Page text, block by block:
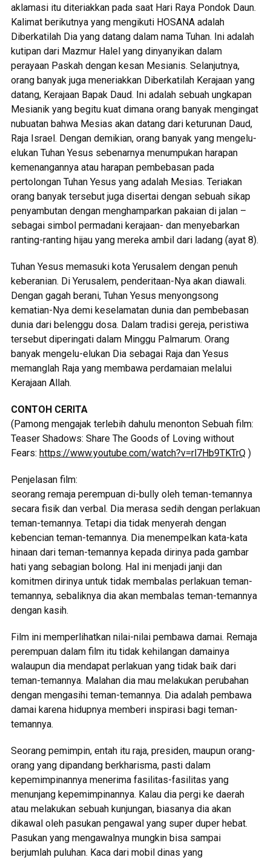
aklamasi itu diteriakkan pada saat Hari Raya Pondok Daun.
Kalimat berikutnya yang mengikuti HOSANA adalah
Diberkatilah Dia yang datang dalam nama Tuhan. Ini adalah
kutipan dari Mazmur Halel yang dinyanyikan dalam
perayaan Paskah dengan kesan Mesianis. Selanjutnya,
orang banyak juga meneriakkan Diberkatilah Kerajaan yang
datang, Kerajaan Bapak Daud. Ini adalah sebuah ungkapan
Mesianik yang begitu kuat dimana orang banyak mengingat
nubuatan bahwa Mesias akan datang dari keturunan Daud,
Raja Israel. Dengan demikian, orang banyak yang mengelu-
elukan Tuhan Yesus sebenarnya menumpukan harapan
kemenangannya atau harapan pembebasan pada
pertolongan Tuhan Yesus yang adalah Mesias. Teriakan
orang banyak tersebut juga disertai dengan sebuah sikap
penyambutan dengan menghamparkan pakaian di jalan –
sebagai simbol permadani kerajaan- dan menyebarkan
ranting-ranting hijau yang mereka ambil dari ladang (ayat 8).
Tuhan Yesus memasuki kota Yerusalem dengan penuh
keberanian. Di Yerusalem, penderitaan-Nya akan diawali.
Dengan gagah berani, Tuhan Yesus menyongsong
kematian-Nya demi keselamatan dunia dan pembebasan
dunia dari belenggu dosa. Dalam tradisi gereja, peristiwa
tersebut diperingati dalam Minggu Palmarum. Orang
banyak mengelu-elukan Dia sebagai Raja dan Yesus
memanglah Raja yang membawa perdamaian melalui
Kerajaan Allah.
CONTOH CERITA
(Pamong mengajak terlebih dahulu menonton Sebuah film:
Teaser Shadows: Share The Goods of Loving without
Fears: https://www.youtube.com/watch?v=rl7Hb9TKTrQ)
Penjelasan film:
seorang remaja perempuan di-bully oleh teman-temannya
secara fisik dan verbal. Dia merasa sedih dengan perlakuan
teman-temannya. Tetapi dia tidak menyerah dengan
kebencian teman-temannya. Dia menempelkan kata-kata
hinaan dari teman-temannya kepada dirinya pada gambar
hati yang sebagian bolong. Hal ini menjadi janji dan
komitmen dirinya untuk tidak membalas perlakuan teman-
temannya, sebaliknya dia akan membalas teman-temannya
dengan kasih.
Film ini memperlihatkan nilai-nilai pembawa damai. Remaja
perempuan dalam film itu tidak kehilangan damainya
walaupun dia mendapat perlakuan yang tidak baik dari
teman-temannya. Malahan dia mau melakukan perubahan
dengan mengasihi teman-temannya. Dia adalah pembawa
damai karena hidupnya memberi inspirasi bagi teman-
temannya.
Seorang pemimpin, entah itu raja, presiden, maupun orang-
orang yang dipandang berkharisma, pasti dalam
kepemimpinannya menerima fasilitas-fasilitas yang
menunjang kepemimpinannya. Kalau dia pergi ke daerah
atau melakukan sebuah kunjungan, biasanya dia akan
dikawal oleh pasukan pengawal yang super duper hebat.
Pasukan yang mengawalnya mungkin bisa sampai
berjumlah puluhan. Kaca dari mobil dinas yang